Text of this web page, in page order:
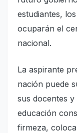
estudiantes,
ocuparán el
nacional.
La aspirante
nación puede
sus docentes
educación
firmeza,